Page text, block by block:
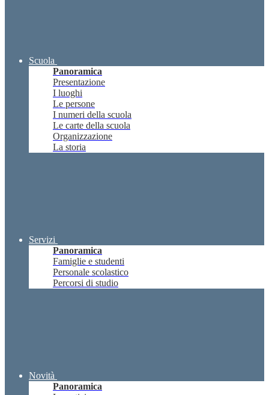
Scuola
Panoramica
Presentazione
I luoghi
Le persone
I numeri della scuola
Le carte della scuola
Organizzazione
La storia
Servizi
Panoramica
Famiglie e studenti
Personale scolastico
Percorsi di studio
Novità
Panoramica